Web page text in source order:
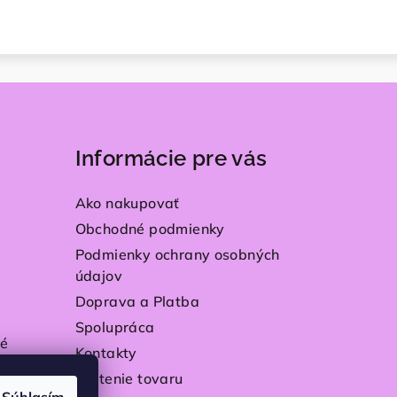
Informácie pre vás
Ako nakupovať
Obchodné podmienky
Podmienky ochrany osobných
údajov
Doprava a Platba
Spolupráca
Kontakty
Vrátenie tovaru